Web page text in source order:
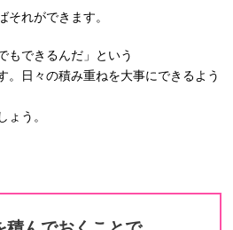
それができます。
もできるんだ」という
。日々の積み重ねを大事にできるよう
ょう。